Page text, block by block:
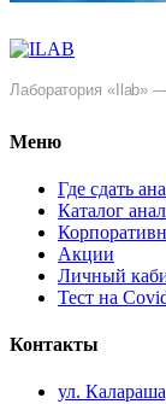
Лаборатория «Ilab»
Меню
Где сдать
Каталог
Акции
Личный
Тест на
Контакты
ул.